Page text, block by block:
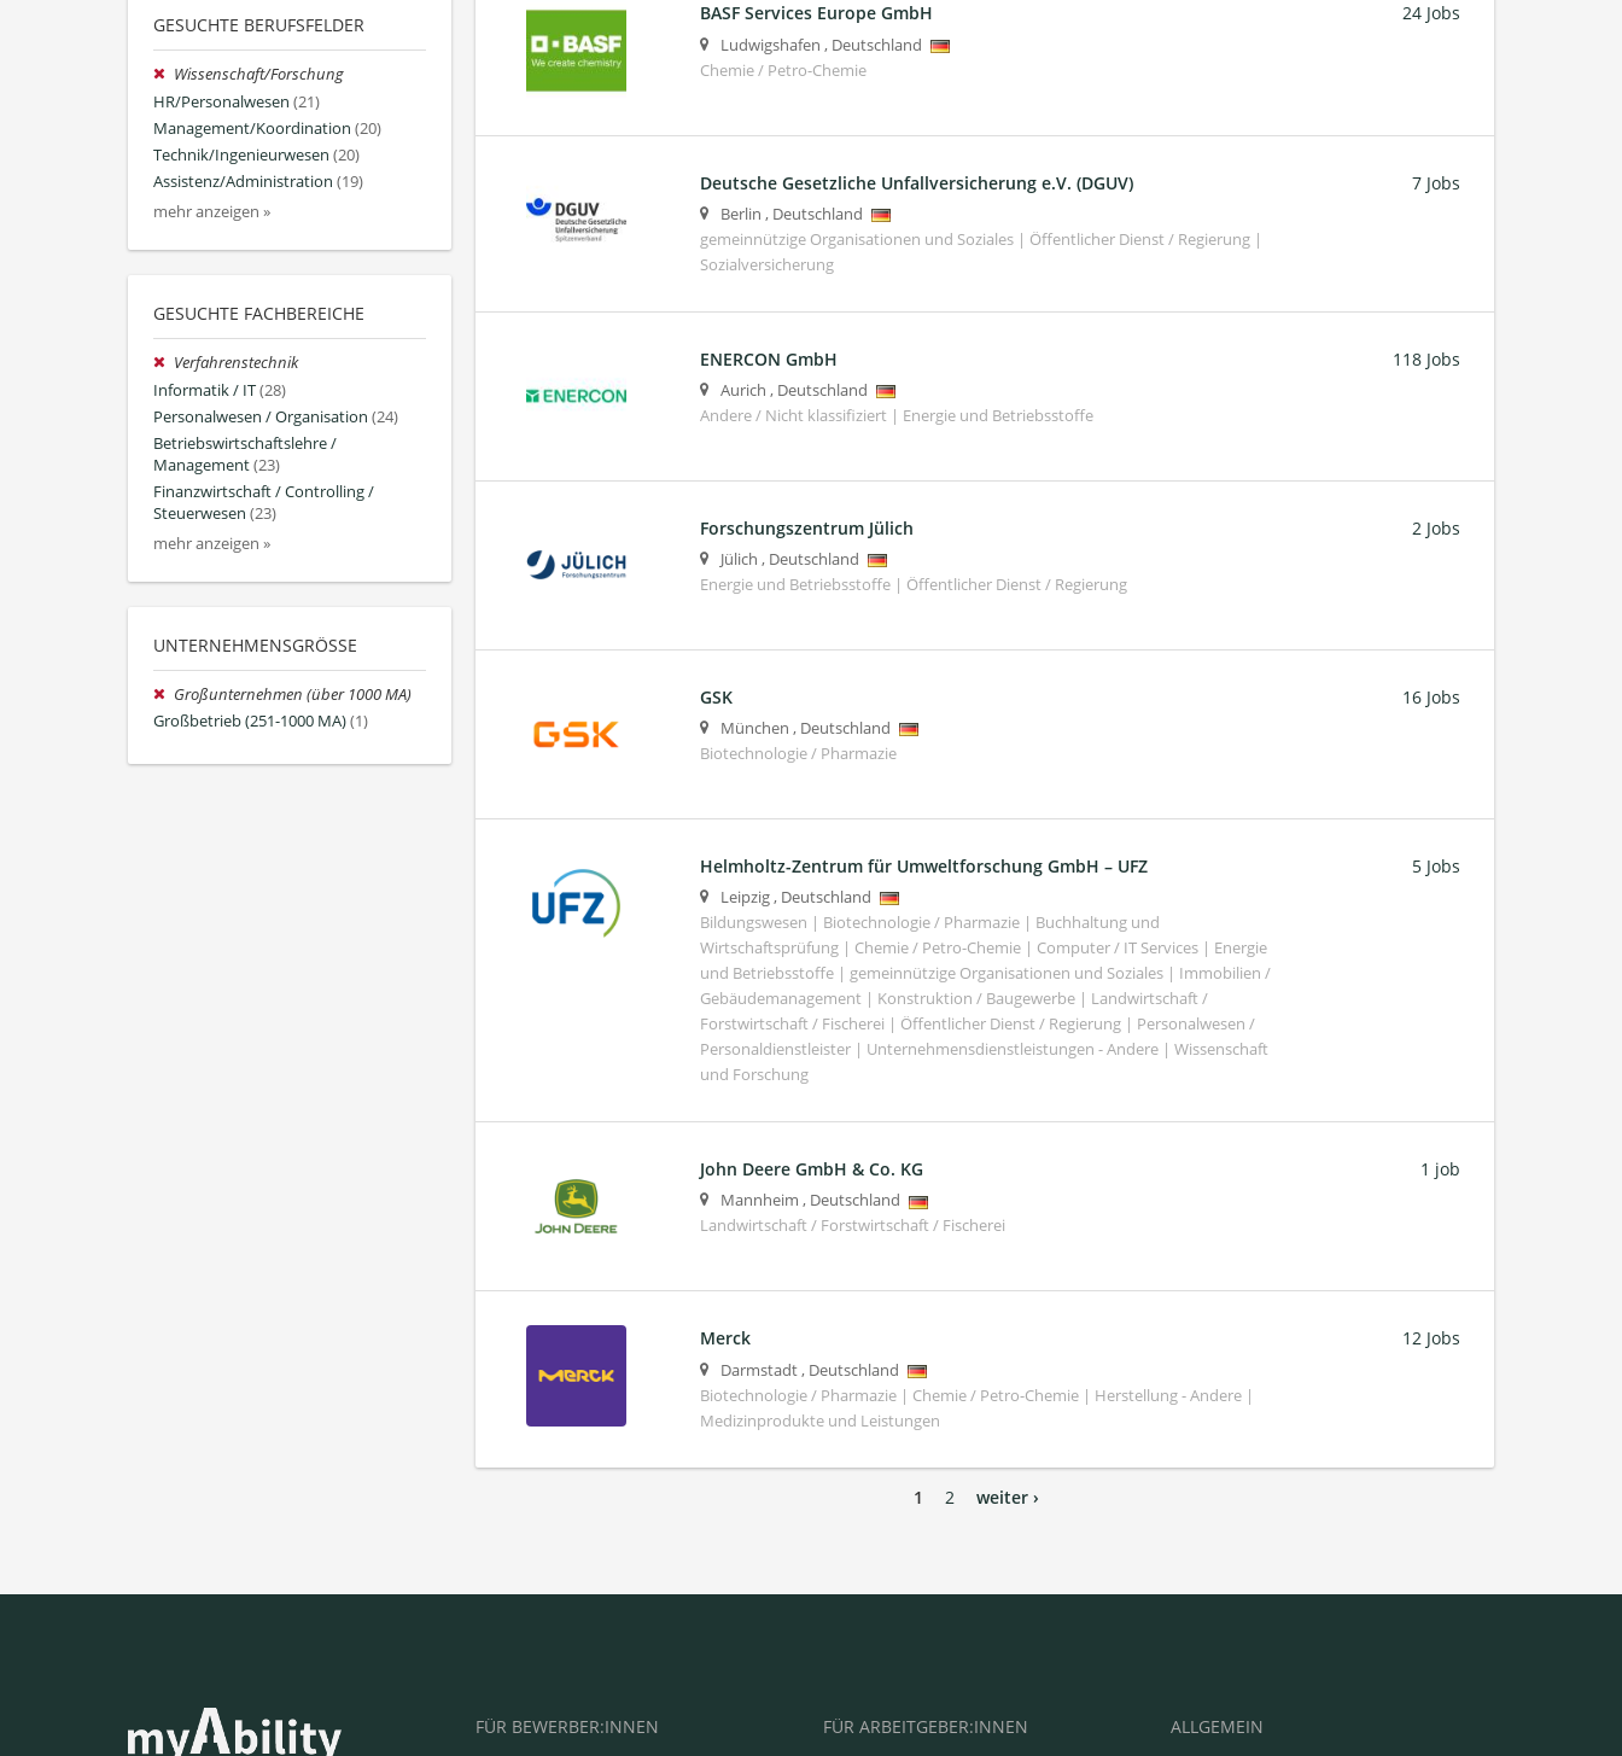
GESUCHTE BERUFSFELDER
Wissenschaft/Forschung
HR/Personalwesen (21)
Management/Koordination (20)
Technik/Ingenieurwesen (20)
Assistenz/Administration (19)
mehr anzeigen »
GESUCHTE FACHBEREICHE
Verfahrenstechnik
Informatik / IT(28)
Personalwesen / Organisation (24)
Betriebswirtschaftslehre /
Management(23)
Finanzwirtschaft / Controlling /
Steuerwesen (23)
mehr anzeigen »
UNTERNEHMENSGRÖSSE
Großunternehmen (über 1000 MA)
Großbetrieb (251-1000 MA)(1)
BASF Services Europe GmbH
Ludwigshafen , Deutschland
Chemie / Petro-Chemie
24 Jobs
Deutsche Gesetzliche Unfallversicherung e.V. (DGUV)
Berlin , Deutschland
gemeinnützige Organisationen und Soziales | Öffentlicher Dienst / Regierung |
Sozialversicherung
7 Jobs
ENERCON GmbH
Aurich , Deutschland
Andere / Nicht klassifiziert | Energie und Betriebsstoffe
118 Jobs
Forschungszentrum Jülich
Jülich , Deutschland
Energie und Betriebsstoffe | Öffentlicher Dienst / Regierung
2 Jobs
GSK
München , Deutschland
Biotechnologie / Pharmazie
16 Jobs
Helmholtz-Zentrum für Umweltforschung GmbH – UFZ
Leipzig, Deutschland
Bildungswesen | Biotechnologie / Pharmazie | Buchhaltung und
Wirtschaftsprüfung | Chemie / Petro-Chemie | Computer / IT Services | Energie
und Betriebsstoffe | gemeinnützige Organisationen und Soziales | Immobilien /
Gebäudemanagement | Konstruktion / Baugewerbe | Landwirtschaft /
Forstwirtschaft / Fischerei | Öffentlicher Dienst / Regierung | Personalwesen /
Personaldienstleister | Unternehmensdienstleistungen - Andere | Wissenschaft
und Forschung
5 Jobs
John Deere GmbH & Co. KG
Mannheim , Deutschland
Landwirtschaft / Forstwirtschaft / Fischerei
1 job
Merck
Darmstadt, Deutschland
Biotechnologie / Pharmazie | Chemie / Petro-Chemie | Herstellung - Andere |
Medizinprodukte und Leistungen
12 Jobs
1 2 weiter ›
FÜR BEWERBER:INNEN FÜR ARBEITGEBER:INNEN ALLGEMEIN